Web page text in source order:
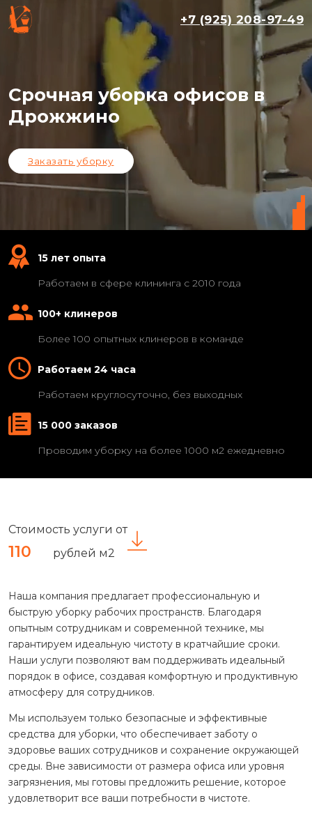
+7 (925) 208-97-49
Срочная уборка офисов в
Дрожжино
Заказать уборку
15 лет опыта
Работаем в сфере клининга с 2010 года
100+ клинеров
Более 100 опытных клинеров в команде
Работаем 24 часа
Работаем круглосуточно, без выходных
15 000 заказов
Проводим уборку на более 1000 м2 ежедневно
Стоимость услуги от
110 рублей м2
Наша компания предлагает профессиональную и
быструю уборку рабочих пространств. Благодаря
опытным сотрудникам и современной технике, мы
гарантируем идеальную чистоту в кратчайшие сроки.
Наши услуги позволяют вам поддерживать идеальный
порядок в офисе, создавая комфортную и продуктивную
атмосферу для сотрудников.
Мы используем только безопасные и эффективные
средства для уборки, что обеспечивает заботу о
здоровье ваших сотрудников и сохранение окружающей
среды. Вне зависимости от размера офиса или уровня
загрязнения, мы готовы предложить решение, которое
удовлетворит все ваши потребности в чистоте.